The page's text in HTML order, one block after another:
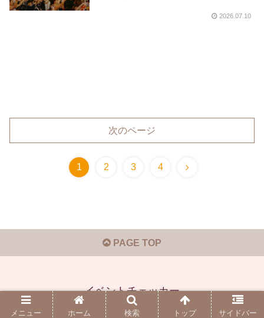
2026.07.10
次のページ
1 2 3 4
PAGE TOP
イベントチェッカー
© 2019-2026 イベントチェッカー.
メニュー ホーム 検索 トップ サイドバー